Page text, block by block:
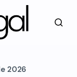
2026